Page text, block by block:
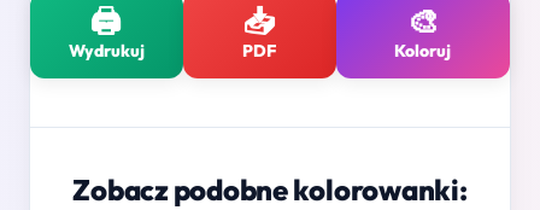
🖨️
Wydrukuj
📥
PDF
🎨
Koloruj
Zobacz podobne kolorowanki: